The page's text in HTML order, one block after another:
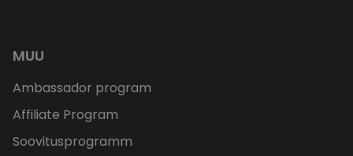
MUU
Ambassador program
Affiliate Program
Soovitusprogramm